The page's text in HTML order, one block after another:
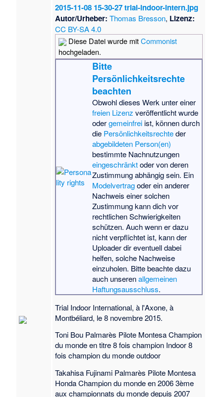
2015-11-08 15-30-27 trial-indoor-intern.jpg
Autor/Urheber: Thomas Bresson, Lizenz:
CC BY-SA 4.0
Diese Datei wurde mitCommonist
hochgeladen.
Bitte
Persönlichkeitsrechte
beachten
Obwohl dieses Werk unter einer
freien Lizenz veröffentlicht wurde
odergemeinfrei ist, können durch
die Persönlichkeitsrechteder
abgebildeten Person(en)
bestimmte Nachnutzungen
eingeschränktoder von deren
Zustimmung abhängig sein. Ein
Modelvertragoder ein anderer
Nachweis einer solchen
Zustimmung kann dich vor
rechtlichen Schwierigkeiten
schützen. Auch wenn er dazu
nicht verpflichtet ist, kann der
Uploader dir eventuell dabei
helfen, solche Nachweise
einzuholen. Bitte beachte dazu
auch unserenallgemeinen
Haftungsausschluss.
Trial Indoor International, à l'Axone, à
Montbéliard, le 8 novembre 2015.
Toni Bou Palmarès Pilote Montesa Champion
du monde en titre 8 fois champion Indoor 8
fois champion du monde outdoor
Takahisa Fujinami Palmarès Pilote Montesa
Honda Champion du monde en 2006 3ème
aux championnats du monde depuis 2007